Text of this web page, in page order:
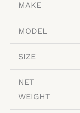
MAKE
MODEL
SIZE
NET
WEIGHT